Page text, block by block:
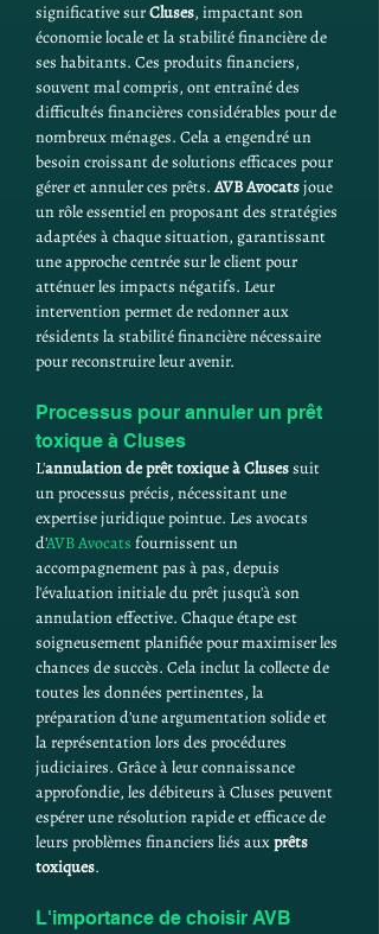
significative sur Cluses, impactant son
économie locale et la stabilité financière de
ses habitants. Ces produits financiers,
souvent mal compris, ont entraîné des
difficultés financières considérables pour de
nombreux ménages. Cela a engendré un
besoin croissant de solutions efficaces pour
gérer et annuler ces prêts. AVB Avocats joue
un rôle essentiel en proposant des stratégies
adaptées à chaque situation, garantissant
une approche centrée sur le client pour
atténuer les impacts négatifs. Leur
intervention permet de redonner aux
résidents la stabilité financière nécessaire
pour reconstruire leur avenir.
Processus pour annuler un prêt
toxique à Cluses
L'annulation de prêt toxique à Cluses suit
un processus précis, nécessitant une
expertise juridique pointue. Les avocats
d'AVB Avocats fournissent un
accompagnement pas à pas, depuis
l'évaluation initiale du prêt jusqu'à son
annulation effective. Chaque étape est
soigneusement planifiée pour maximiser les
chances de succès. Cela inclut la collecte de
toutes les données pertinentes, la
préparation d'une argumentation solide et
la représentation lors des procédures
judiciaires. Grâce à leur connaissance
approfondie, les débiteurs à Cluses peuvent
espérer une résolution rapide et efficace de
leurs problèmes financiers liés aux prêts
toxiques.
L'importance de choisir AVB